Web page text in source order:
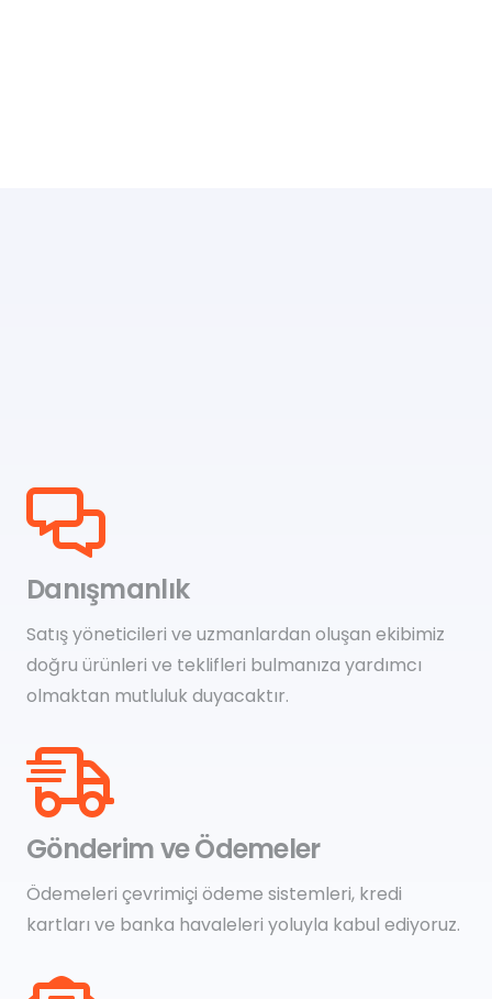
Danışmanlık
Satış yöneticileri ve uzmanlardan oluşan ekibimiz
doğru ürünleri ve teklifleri bulmanıza yardımcı
olmaktan mutluluk duyacaktır.
Gönderim ve Ödemeler
Ödemeleri çevrimiçi ödeme sistemleri, kredi
kartları ve banka havaleleri yoluyla kabul ediyoruz.